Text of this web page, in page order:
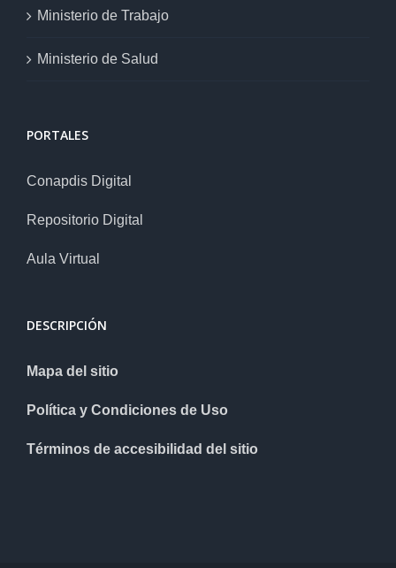
Ministerio de Trabajo
Ministerio de Salud
PORTALES
Conapdis Digital
Repositorio Digital
Aula Virtual
DESCRIPCIÓN
Mapa del sitio
Política y Condiciones de Uso
Términos de accesibilidad del sitio